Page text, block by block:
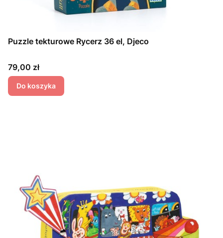
Puzzle tekturowe Rycerz 36 el, Djeco
Cena
79,00 zł
Do koszyka